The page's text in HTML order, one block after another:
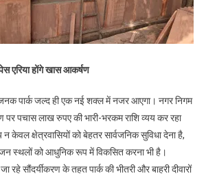
महिलाएं
करेंगी
वृद्धजन
योगा
एरिया होंगे खास आकर्षण
पार्क जल्द ही एक नई शक्ल में नजर आएगा। नगर निगम
पर पचास लाख रुपए की भारी-भरकम राशि व्यय कर रहा
न केवल क्षेत्रवासियों को बेहतर सार्वजनिक सुविधा देना है,
स्थलों को आधुनिक रूप में विकसित करना भी है।
सौंदर्यीकरण के तहत पार्क की भीतरी और बाहरी दीवारों